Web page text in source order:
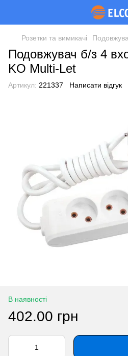
Розетки та вимикачі
Подовжувач б/з 4
KO Multi-Let
Артикул: 221337 Написати відгук
В наявності
402.00 грн